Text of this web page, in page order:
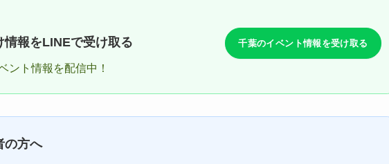
情報をLINEで受け取る
ント情報を配信中！
千葉のイベント情報を受け取る
の方へ